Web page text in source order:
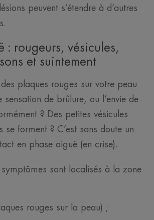
peuvent s’étendre à d’autres
: rougeurs, vésicules,
et suintement
plaques rouges sur votre peau
sensation de brûlure, ou l’envie de
? Des petites vésicules
se forment ? C’est sans doute un
en phase aiguë (en crise).
sont localisés à la zone
rouges sur la peau) ;